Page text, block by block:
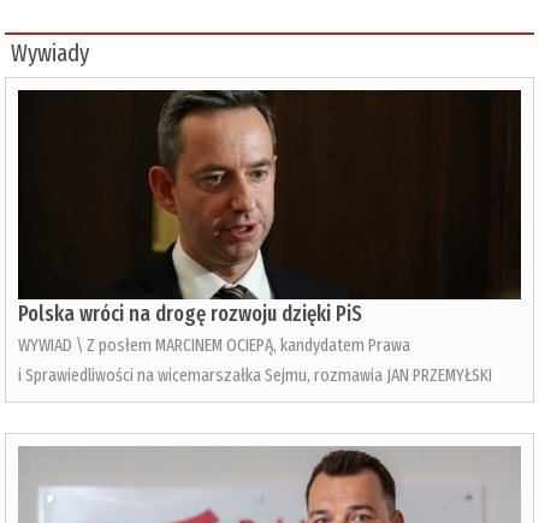
Wywiady
Polska wróci na drogę rozwoju dzięki PiS
WYWIAD \ Z posłem MARCINEM OCIEPĄ, kandydatem Prawa
i Sprawiedliwości na wicemarszałka Sejmu, rozmawia JAN PRZEMYŁSKI